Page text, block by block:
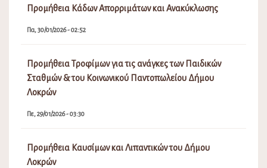
Προμήθεια Κάδων Απορριμάτων και Ανακύκλωσης
Πα, 30/01/2026 - 02:52
Προμήθεια Τροφίμων για τις ανάγκες των Παιδικών
Σταθμών & του Κοινωνικού Παντοπωλείου Δήμου
Λοκρών
Πε, 29/01/2026 - 03:30
Προμήθεια Καυσίμων και Λιπαντικών του Δήμου
Λοκρών